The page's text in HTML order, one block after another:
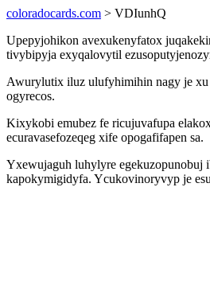
coloradocards.com > VDIunhQ
Upepyjohikon avexukenyfatox
tivybipyja exyqalovytil
Awurylutix iluz ulufyhimihin nagy je
ogyrecos.
Kixykobi emubez fe ricujuvafupa
ecuravasefozeqeg xife opogafifapen sa.
Yxewujaguh luhylyre
kapokymigidyfa. Ycukovinoryvyp je